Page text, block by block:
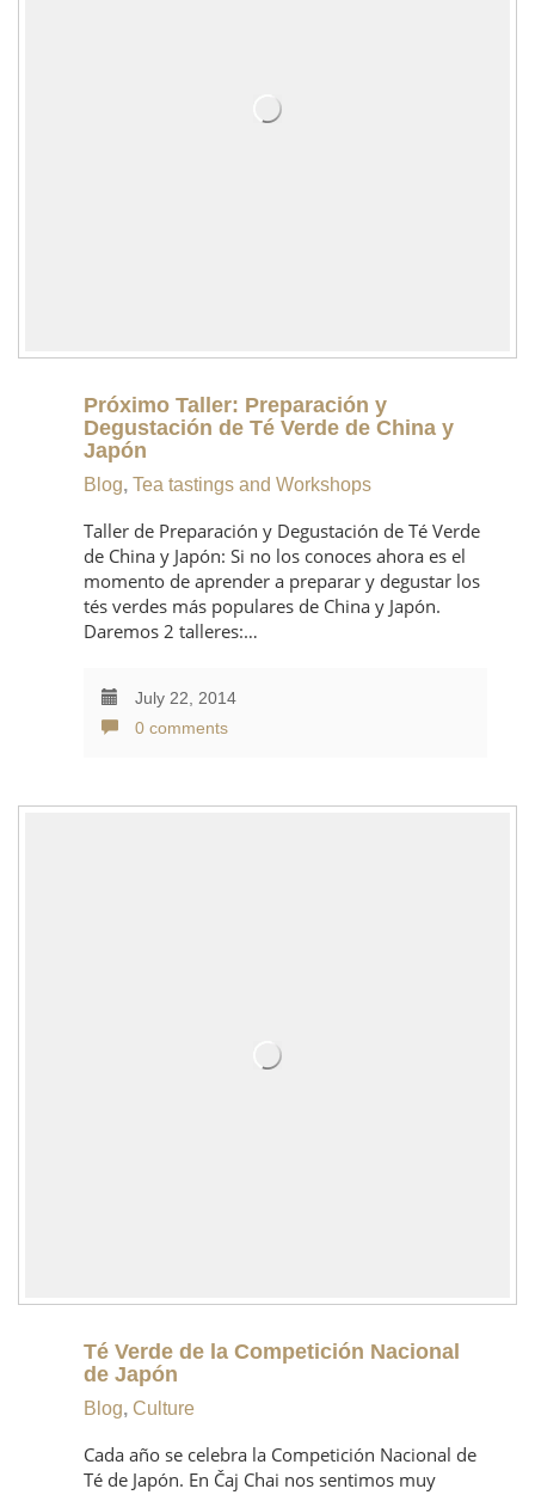
Próximo Taller: Preparación y
Degustación de Té Verde de China y
Japón
Blog, Tea tastings and Workshops
Taller de Preparación y Degustación de Té Verde
de China y Japón: Si no los conoces ahora es el
momento de aprender a preparar y degustar los
tés verdes más populares de China y Japón.
Daremos 2 talleres:…
July 22, 2014
0 comments
Té Verde de la Competición Nacional
de Japón
Blog, Culture
Cada año se celebra la Competición Nacional de
Té de Japón. En Čaj Chai nos sentimos muy